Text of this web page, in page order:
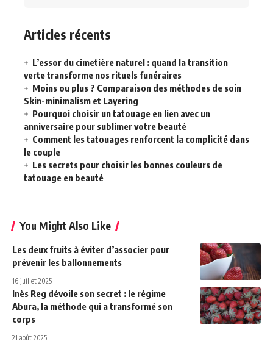
Articles récents
L’essor du cimetière naturel : quand la transition
verte transforme nos rituels funéraires
Moins ou plus ? Comparaison des méthodes de soin
Skin-minimalism et Layering
Pourquoi choisir un tatouage en lien avec un
anniversaire pour sublimer votre beauté
Comment les tatouages renforcent la complicité dans
le couple
Les secrets pour choisir les bonnes couleurs de
tatouage en beauté
You Might Also Like
Les deux fruits à éviter d’associer pour
prévenir les ballonnements
16 juillet 2025
Inès Reg dévoile son secret : le régime
Abura, la méthode qui a transformé son
corps
21 août 2025